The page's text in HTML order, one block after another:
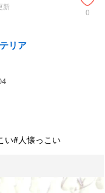
新
0
リア
い#人懐っこい